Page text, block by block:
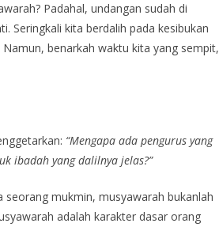
Padahal, undangan sudah di
Seringkali kita berdalih pada kesibukan
benarkah waktu kita yang sempit,
“Mengapa ada pengurus yang
ibadah yang dalilnya jelas?”
mukmin, musyawarah bukanlah
adalah karakter dasar orang